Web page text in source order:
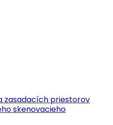
zasadacích priestorov
skenovacieho